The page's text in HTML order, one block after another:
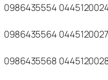
0986435554
0986435564 0445120027
0986435568